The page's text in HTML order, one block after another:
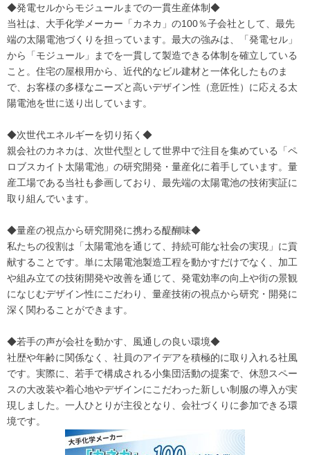
◆発電セルからモジュールまでの一貫生産体制◆
当社は、大手化学メーカー「カネカ」の100％子会社として、最先
端の太陽電池づくりを担っています。最大の強みは、「発電セル」
から「モジュール」までを一貫して製造できる体制を確立している
こと。住宅の屋根用から、近代的なビル建材と一体化したものま
で、お客様の多様なニーズと高いデザイン性（意匠性）に応える太
陽電池を世に送り出しています。
◆次世代エネルギーを切り拓く◆
親会社のカネカは、次世代型として世界中で注目を集めている「ペ
ロブスカイト太陽電池」の研究開発・量産化に着手しています。量
産工場である当社も参画しており、最先端の太陽電池の技術実証に
取り組んでいます。
◆量産の視点から研究開発に携わる醍醐味◆
私たちの役割は「太陽電池を通じて、持続可能な社会の実現」に貢
献することです。単に太陽電池製造工程を動かすだけでなく、加工
や組み立ての技術開発や改善を通じて、発電効率の向上や街の景観
になじむデザイン性にこだわり、量産技術の視点から研究・開発に
深く関わることができます。
◆若手の声が会社を動かす、風通しの良い環境◆
社歴や年齢に関係なく、社員のアイデアを積極的に取り入れる社風
です。実際に、若手で構成される小集団活動の提案で、休憩スペー
スの大改装や着心地やデザインにこだわった新しい制服の導入が実
現しました。一人ひとりが主役となり、会社づくりに参加できる環
境です。